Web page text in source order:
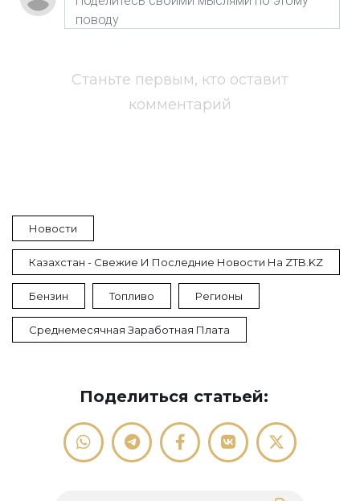
Станьте первым, кто оставит
комментарий
Новости
Казахстан - Свежие И Последние Новости На ZTB.KZ
Бензин Топливо Регионы
Среднемесячная Заработная Плата
Поделиться статьей: